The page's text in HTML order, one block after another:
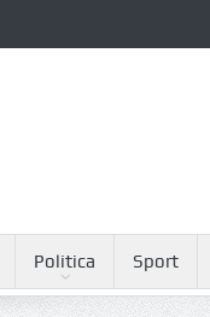
Politica Sport